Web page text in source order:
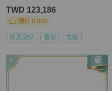
TWD 123,186
現折 8,000
狀況良好 香港 免運